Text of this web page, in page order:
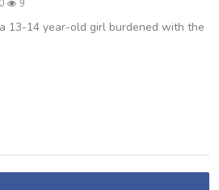
0 9
13-14 year-old girl burdened with the